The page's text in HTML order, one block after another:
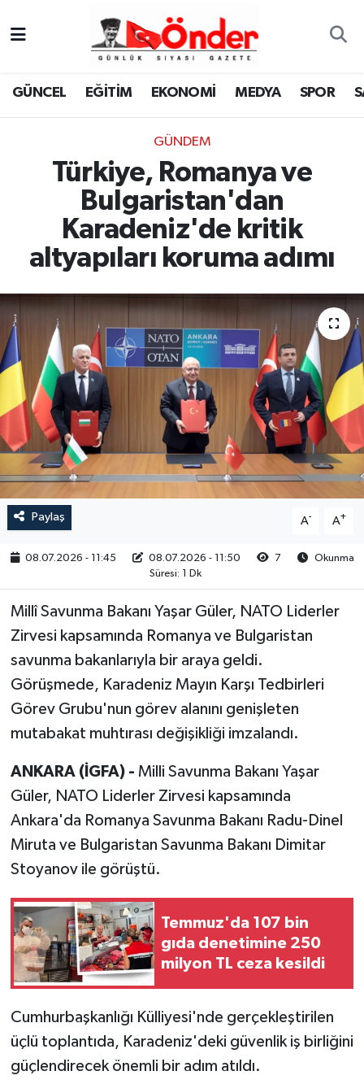
GÜNCEL EĞİTİM EKONOMİ MEDYA SPOR
GÜNDEM
Türkiye, Romanya ve
Bulgaristan'dan
Karadeniz'de kritik
altyapıları koruma adımı
Paylaş A- A+
08.07.2026 - 11:45 08.07.2026 - 11:50 7
Okunma
Süresi: 1 Dk
Millî Savunma Bakanı Yaşar Güler, NATO Liderler
Zirvesi kapsamında Romanya ve Bulgaristan
savunma bakanlarıyla bir araya geldi.
Görüşmede, Karadeniz Mayın Karşı Tedbirleri
Görev Grubu'nun görev alanını genişleten
mutabakat muhtırası değişikliği imzalandı.
ANKARA (İGFA) - Milli Savunma Bakanı Yaşar
Güler, NATO Liderler Zirvesi kapsamında
Ankara'da Romanya Savunma Bakanı Radu-Dinel
Miruta ve Bulgaristan Savunma Bakanı Dimitar
Stoyanov ile görüştü.
Temmuz'da 107 bin
gıda denetimine 250
milyon TL ceza kesildi
Cumhurbaşkanlığı Külliyesi'nde gerçekleştirilen
üçlü toplantıda, Karadeniz'deki güvenlik iş birliğini
güçlendirecek önemli bir adım atıldı.
GÜNCEL
MEDYA
SPOR
SAĞLIK
KÜLTÜR-SANAT
YAŞAM
RESMİ İLAN
Zonguldak Nöbetçi Eczaneler
Zonguldak Namaz Vakitleri
Zonguldak Trafik Yoğunluk Haritası
TFF 3.Lig 4.Grup Puan Durumu ve Fikstür
Tüm Manşetler
Son Dakika Haberleri
Haber Arşivi